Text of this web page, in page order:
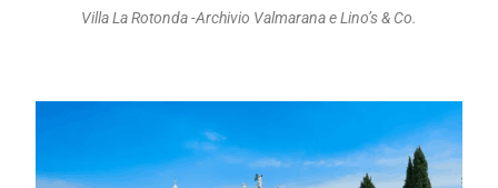
Villa La Rotonda -Archivio Valmarana e Lino’s & Co.